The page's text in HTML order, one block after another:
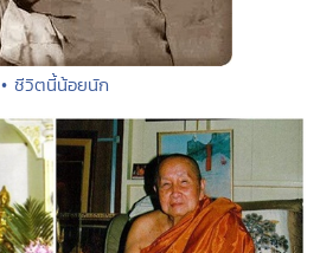
• ชีวิตนี้น้อยนัก